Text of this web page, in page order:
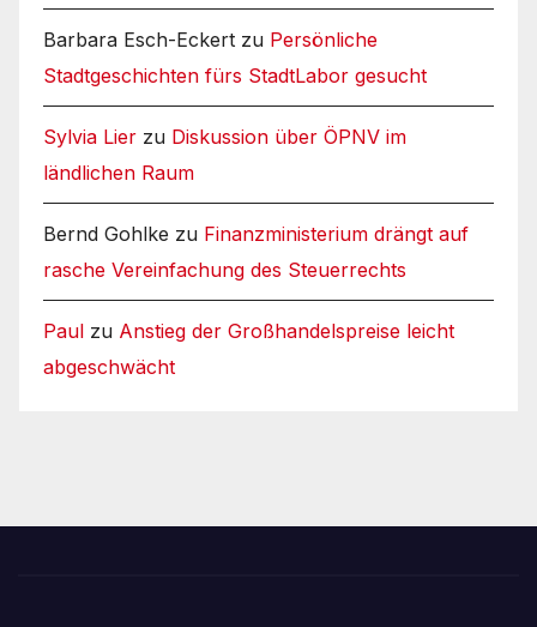
Barbara Esch-Eckert zu Persönliche
Stadtgeschichten fürs StadtLabor gesucht
Sylvia Lier zu Diskussion über ÖPNV im
ländlichen Raum
Bernd Gohlke zu Finanzministerium drängt auf
rasche Vereinfachung des Steuerrechts
Paul zu Anstieg der Großhandelspreise leicht
abgeschwächt